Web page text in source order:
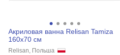
Акриловая ванна Relisan Tamiza
160x70 см
Relisan, Польша